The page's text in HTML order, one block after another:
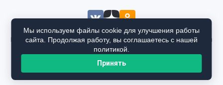
Информация, размещенная на сайте, не является публичной офертой
и предоставляется в ознакомительных целях. Для получения
подробной информации общайтесь в отдел продаж застройщика.
Мы используем файлы cookie для улучшения работы
сайта. Продолжая работу, вы соглашаетесь с нашей
политикой.
Принять